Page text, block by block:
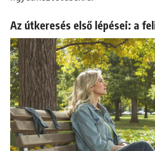
Az útkeresés első lépései: a